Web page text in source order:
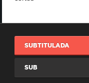
SUBTITULADA
SUB